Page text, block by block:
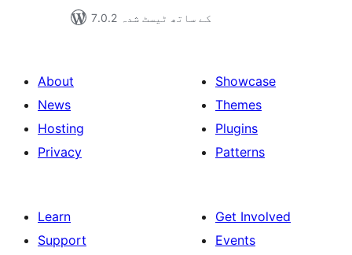
7.0.2 کے ساتھ ٹیسٹ شدہ
About
News
Hosting
Privacy
Showcase
Themes
Plugins
Patterns
Learn
Support
Get Involved
Events